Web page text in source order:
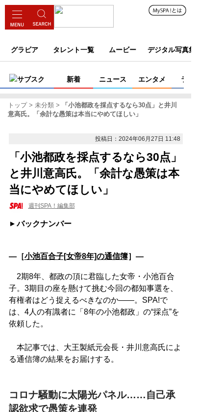
グラビア タレント一覧 ムービー デジタル写真集
サブスク 新着 ニュース エンタメ ライフ
トップ 未分類
「小池都政を採点するなら30点」と井川
意高氏。「余計な愚策は本当にやめてほしい」
投稿日：2024年06月27日 11:48
「小池都政を採点するなら30点」
と井川意高氏。「余計な愚策は本
当にやめてほしい」
週刊SPA！編集部
バックナンバー
―［小池百合子[女帝8年]の通信簿］―
2期8年、都政の頂に君臨した女帝・小池百合
子。3期目の座を懸けて挑む今回の都知事選を、
有権者はどう捉えるべきなのか――。SPA!で
は、4人の有識者に「8年の小池都政」の“採点”を
依頼した。
本記事では、大王製紙元会長・井川意高氏によ
る通信簿の結果をお届けする。
コロナ騒動に太陽光パネル……自己承
認欲求で愚策を連発